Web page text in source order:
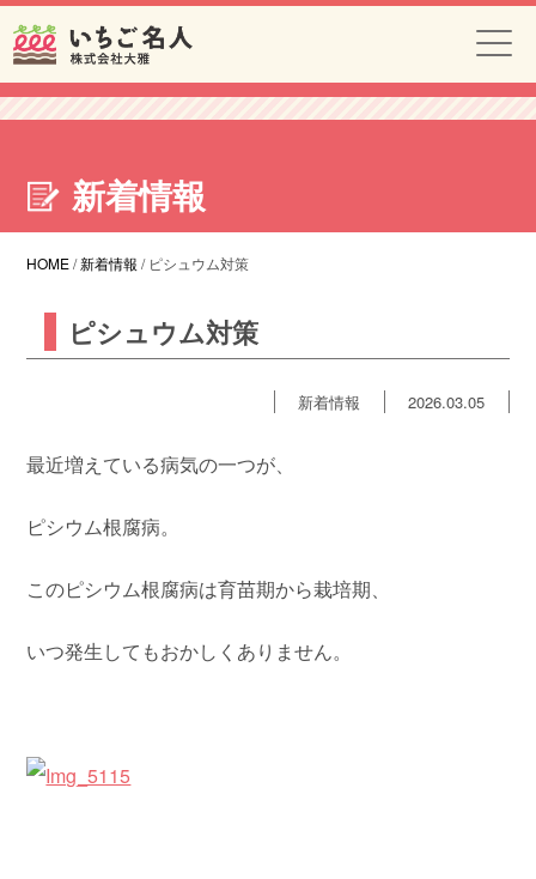
新着情報
HOME/新着情報 / ピシュウム対策
ピシュウム対策
新着情報 2026.03.05
最近増えている病気の一つが、
ピシウム根腐病。
このピシウム根腐病は育苗期から栽培期、
いつ発生してもおかしくありません。